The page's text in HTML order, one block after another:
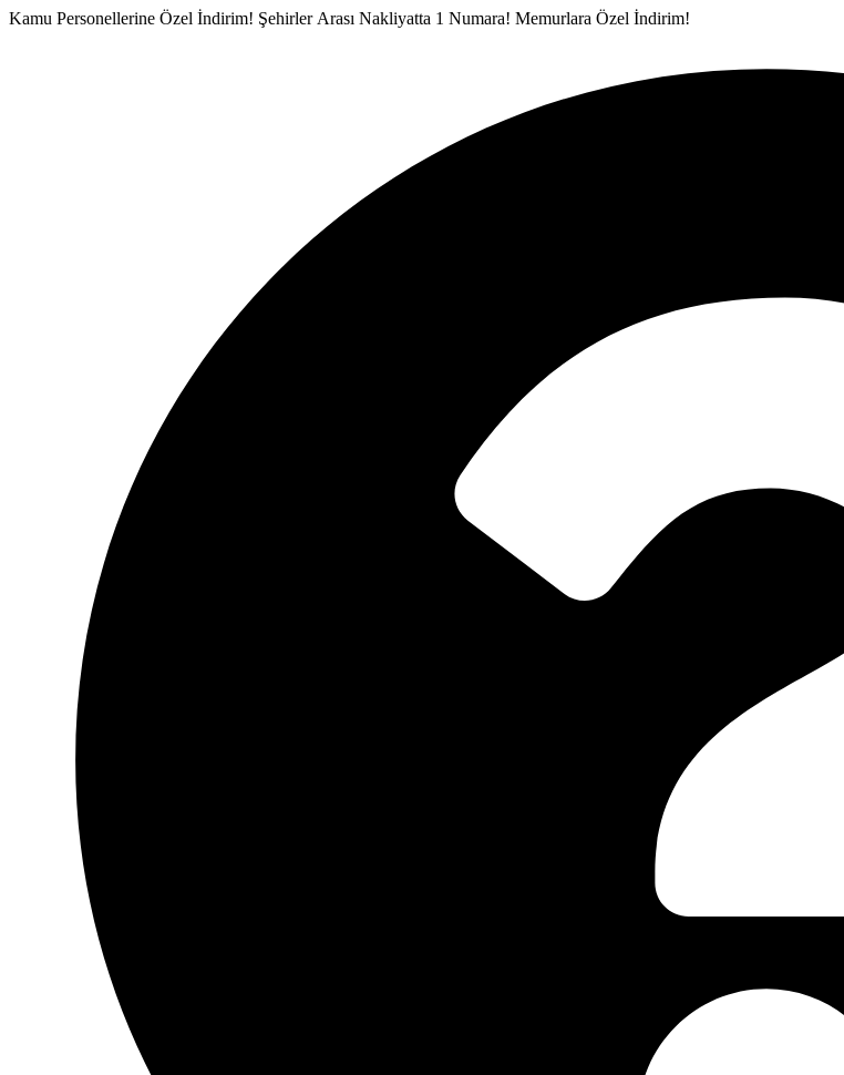
İçeriğe
Kamu Personellerine Özel İndirim! Şehirler Arası Nakliyatta 1 Numara! Memurlara Özel İndirim!